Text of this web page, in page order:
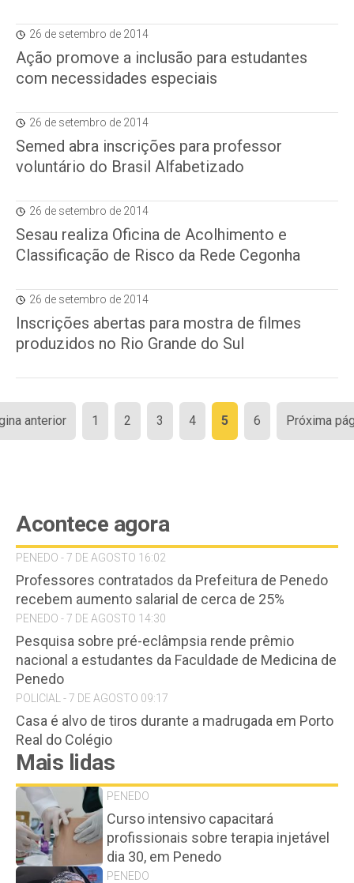
26 de setembro de 2014
Ação promove a inclusão para estudantes
com necessidades especiais
26 de setembro de 2014
Semed abra inscrições para professor
voluntário do Brasil Alfabetizado
26 de setembro de 2014
Sesau realiza Oficina de Acolhimento e
Classificação de Risco da Rede Cegonha
26 de setembro de 2014
Inscrições abertas para mostra de filmes
produzidos no Rio Grande do Sul
Paginação
de
anterior 1 2 3 4 5 6 Próxima
Acontece agora
PENEDO - 7 DE AGOSTO 16:02
Professores contratados da Prefeitura de Penedo
recebem aumento salarial de cerca de 25%
PENEDO - 7 DE AGOSTO 14:30
Pesquisa sobre pré-eclâmpsia rende prêmio
nacional a estudantes da Faculdade de Medicina de
Penedo
POLICIAL - 7 DE AGOSTO 09:17
Casa é alvo de tiros durante a madrugada em Porto
Real do Colégio
Mais lidas
PENEDO
Curso intensivo capacitará
profissionais sobre terapia injetável
dia 30, em Penedo
PENEDO